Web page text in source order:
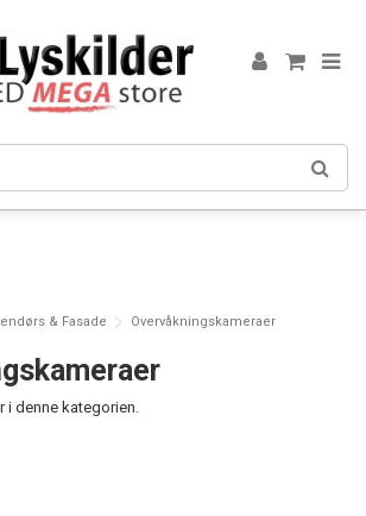
& Fasade Overvåkningskameraer
i denne kategorien.